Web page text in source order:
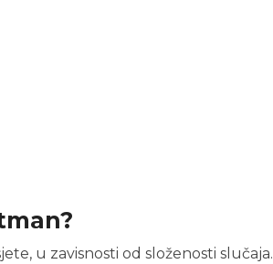
u zavisnosti od složenosti slučaja.